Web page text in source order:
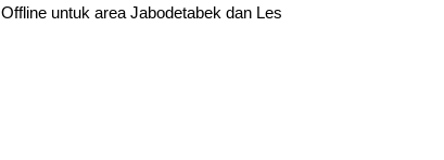
untuk area Jabodetabek dan Les